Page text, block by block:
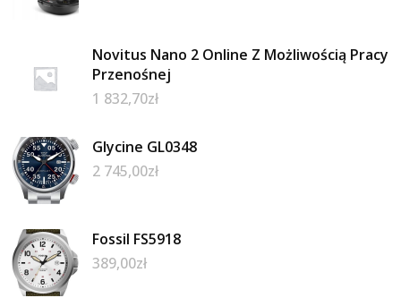
Novitus Nano 2 Online Z Możliwością Pracy
Przenośnej
1 832,70zł
Glycine GL0348
2 745,00zł
Fossil FS5918
389,00zł